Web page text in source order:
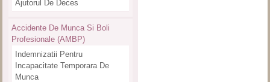
Ajutorul De Deces
Accidente De Munca Si Boli
Profesionale (AMBP)
Indemnizatii Pentru
Incapacitate Temporara De
Munca